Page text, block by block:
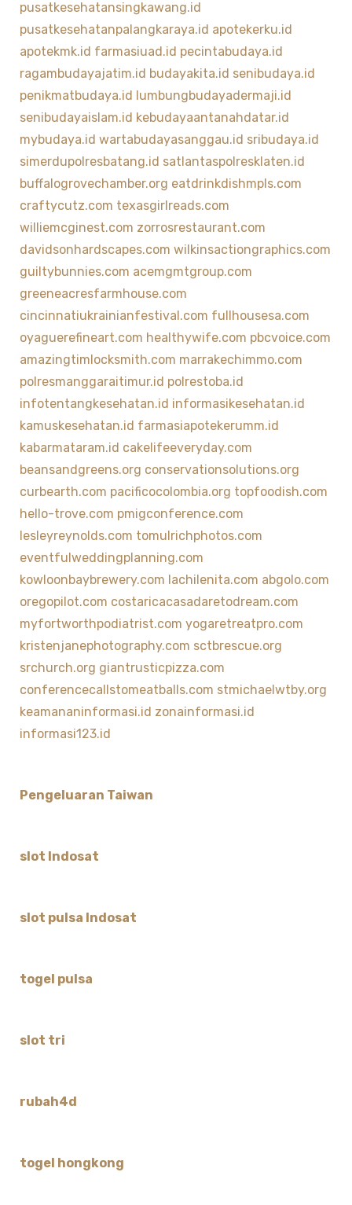
pusatkesehatansingkawang.id
pusatkesehatanpalangkaraya.id apotekerku.id
apotekmk.id farmasiuad.id pecintabudaya.id
ragambudayajatim.id budayakita.id senibudaya.id
penikmatbudaya.id
lumbungbudayadermaji.id
senibudayaislam.id kebudayaantanahdatar.id
mybudaya.id wartabudayasanggau.id sribudaya.id
simerdupolresbatang.id satlantaspolresklaten.id
buffalogrovechamber.org eatdrinkdishmpls.com
craftycutz.com texasgirlreads.com
williemcginest.com zorrosrestaurant.com
davidsonhardscapes.com wilkinsactiongraphics.com
guiltybunnies.com acemgmtgroup.com
greeneacresfarmhouse.com
cincinnatiukrainianfestival.com fullhousesa.com
oyaguerefineart.com healthywife.com pbcvoice.com
amazingtimlocksmith.com marrakechimmo.com
polresmanggaraitimur.id polrestoba.id
infotentangkesehatan.id informasikesehatan.id
kamuskesehatan.id farmasiapotekerumm.id
kabarmataram.id cakelifeeveryday.com
beansandgreens.org conservationsolutions.org
curbearth.com pacificocolombia.org topfoodish.com
hello-trove.com pmigconference.com
lesleyreynolds.com tomulrichphotos.com
eventfulweddingplanning.com
kowloonbaybrewery.com lachilenita.com abgolo.com
oregopilot.com costaricacasadaretodream.com
myfortworthpodiatrist.com yogaretreatpro.com
kristenjanephotography.com sctbrescue.org
srchurch.org giantrusticpizza.com
conferencecallstomeatballs.com stmichaelwtby.org
keamananinformasi.id zonainformasi.id
informasi123.id
Pengeluaran Taiwan
slot Indosat
slot pulsa Indosat
togel pulsa
slot tri
rubah4d
togel hongkong